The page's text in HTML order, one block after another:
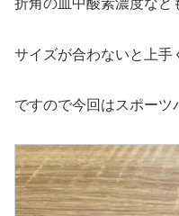
サイズが合わないと上手
ですので今回はスポーツ